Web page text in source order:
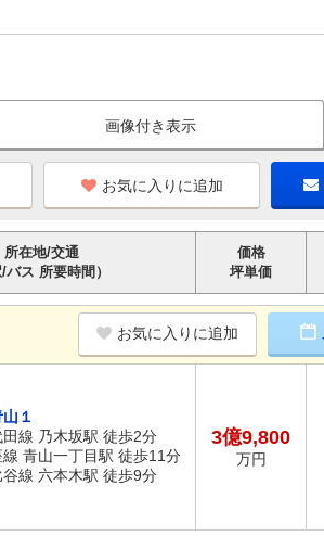
画像付き表示
お気に入りに追加
所在地/交通
/バス 所要時間）
価格
坪単価
お気に入りに追加
１
線 乃木坂駅 徒歩2分
青山一丁目駅 徒歩11分
線 六本木駅 徒歩9分
3億9,800
万円